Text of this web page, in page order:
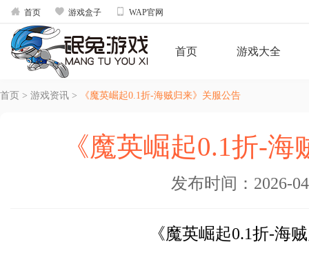
 首页  游戏盒子  WAP官网
首页 游戏大全
首页 > 游戏资讯 > 《魔英崛起0.1折-海贼归来》关服公告
《魔英崛起0.1折-
发布时间：2026-
《魔英崛起0.1折-海